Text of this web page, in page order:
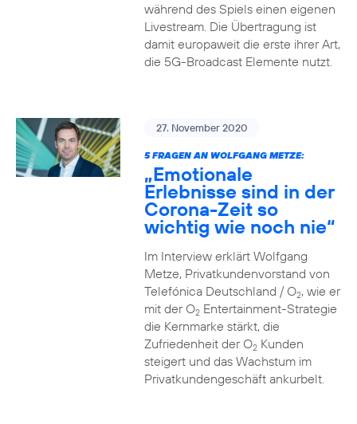
während des Spiels einen eigenen
Livestream. Die Übertragung ist
damit europaweit die erste ihrer Art,
die 5G-Broadcast Elemente nutzt.
27. November 2020
5 FRAGEN AN WOLFGANG METZE:
„Emotionale
Erlebnisse sind in der
Corona-Zeit so
wichtig wie noch nie“
Im Interview erklärt Wolfgang
Metze, Privatkundenvorstand von
Telefónica Deutschland / O2, wie er
mit der O2Entertainment-Strategie
die Kernmarke stärkt, die
Zufriedenheit der O2Kunden
steigert und das Wachstum im
Privatkundengeschäft ankurbelt.